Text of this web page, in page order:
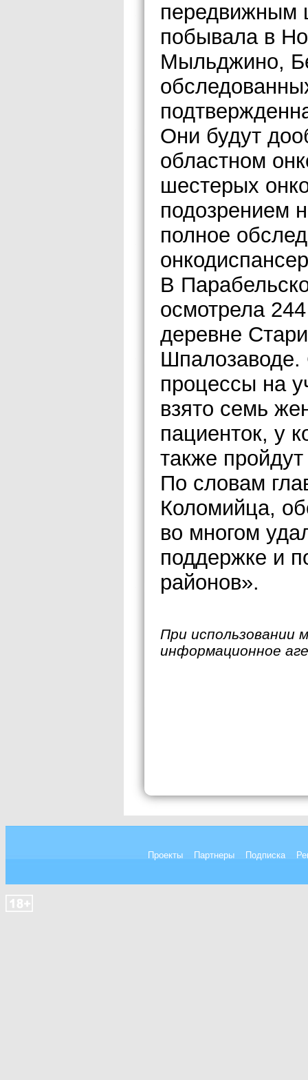
побывала в
Мыльджино,
Они будут
областном
шестерых
подозрением
полное
В
осмотрела
деревне
Шпалозаводе.
процессы на
взято семь
пациенток, у
также
По словам
Коломийца,
во многом
поддержке и
районов».
При использовании
информационное
Проекты Партнеры Подписка